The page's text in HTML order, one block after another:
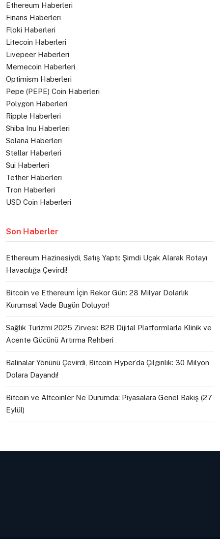
Ethereum Haberleri
Finans Haberleri
Floki Haberleri
Litecoin Haberleri
Livepeer Haberleri
Memecoin Haberleri
Optimism Haberleri
Pepe (PEPE) Coin Haberleri
Polygon Haberleri
Ripple Haberleri
Shiba Inu Haberleri
Solana Haberleri
Stellar Haberleri
Sui Haberleri
Tether Haberleri
Tron Haberleri
USD Coin Haberleri
Son Haberler
Ethereum Hazinesiydi, Satış Yaptı: Şimdi Uçak Alarak Rotayı
Havacılığa Çevirdi!
Bitcoin ve Ethereum İçin Rekor Gün: 28 Milyar Dolarlık
Kurumsal Vade Bugün Doluyor!
Sağlık Turizmi 2025 Zirvesi: B2B Dijital Platformlarla Klinik ve
Acente Gücünü Artırma Rehberi
Balinalar Yönünü Çevirdi, Bitcoin Hyper’da Çılgınlık: 30 Milyon
Dolara Dayandı!
Bitcoin ve Altcoinler Ne Durumda: Piyasalara Genel Bakış (27
Eylül)